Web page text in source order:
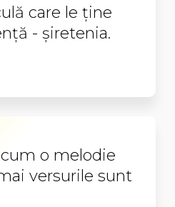
care le ține
- șiretenia.
o melodie
versurile sunt